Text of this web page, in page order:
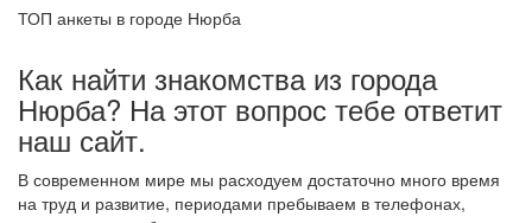
ТОП анкеты в городе Нюрба
Как найти знакомства из города
Нюрба? На этот вопрос тебе ответит
наш сайт.
В современном мире мы расходуем достаточно много время
на труд и развитие, периодами пребываем в телефонах,